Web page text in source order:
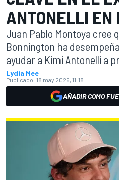
ANTONELLI EN
Juan Pablo Montoya cree
Bonnington ha
ayudar a Kimi Antonelli a
Lydia Mee
Publicado: 18 may 2026, 11:18
AÑADIR COMO